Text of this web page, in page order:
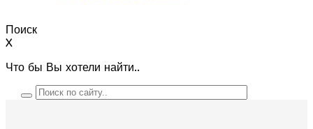
Поиск
X
Что бы Вы хотели найти..